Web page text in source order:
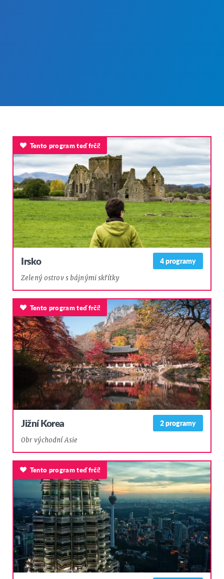
4 programy
Irsko
Zelený ostrov s bájnými skřítky
Tento program teď frčí!
2 programy
Jižní Korea
Obr východní Asie
Tento program teď frčí!
Tento program teď frčí!